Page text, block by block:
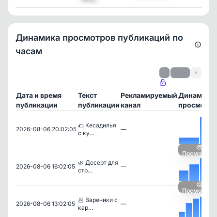
Динамика просмотров публикаций по
часам
›
Дата и время
публикации
Текст
публикации
Рекламируемый
канал
Динамика
2026-08-06 20:02:05
🌮 Кесадилья
с ку…
—
Посмотреть
2026-08-06 16:02:05
🌿 Десерт для
стр…
—
Посмотреть
2026-08-06 13:02:05
🥟 Вареники с
кар…
—